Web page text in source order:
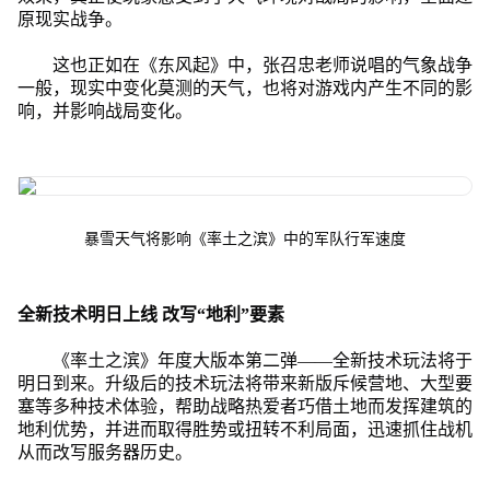
原现实战争。
这也正如在《东风起》中，张召忠老师说唱的气象战争
一般，现实中变化莫测的天气，也将对游戏内产生不同的影
响，并影响战局变化。
暴雪天气将影响《率土之滨》中的军队行军速度
全新技术明日上线 改写“地利”要素
《率土之滨》年度大版本第二弹——全新技术玩法将于
明日到来。升级后的技术玩法将带来新版斥候营地、大型要
塞等多种技术体验，帮助战略热爱者巧借土地而发挥建筑的
地利优势，并进而取得胜势或扭转不利局面，迅速抓住战机
从而改写服务器历史。